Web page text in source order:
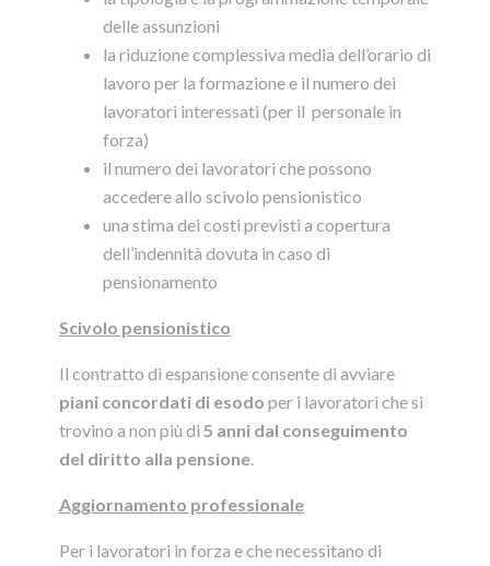
delle assunzioni
la riduzione complessiva media dell’orario di
lavoro per la formazione e il numero dei
lavoratori interessati (per il personale in
forza)
il numero dei lavoratori che possono
accedere allo scivolo pensionistico
una stima dei costi previsti a copertura
dell’indennità dovuta in caso di
pensionamento
Scivolo pensionistico
Il contratto di espansione consente di avviare
piani concordati di esodo per i lavoratori che si
trovino a non più di 5 anni dal conseguimento
del diritto alla pensione
Aggiornamento professionale
Per i lavoratori in forza e che necessitano di